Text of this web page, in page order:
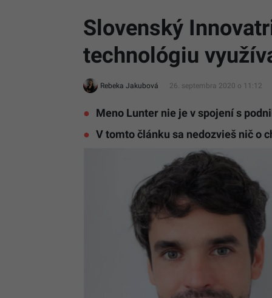
Slovenský
technológiu
Rebeka Jakubová 26. septembra 2020 o 11:12
Meno Lunter nie je v spojení s
V tomto článku sa nedozvieš nič o